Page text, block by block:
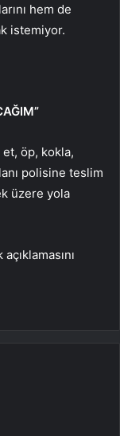
hem de
istemiyor.
öp, kokla,
polisine teslim
üzere yola